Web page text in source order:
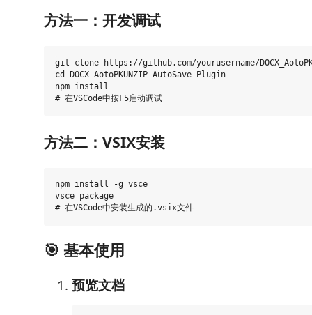
方法一：开发调试
git clone https://github.com/yourusername/
cd DOCX_AotoPKUNZIP_AutoSave_Plugin
npm install
方法二：VSIX安装
npm install -g vsce
vsce package
🎯 基本使用
预览文档